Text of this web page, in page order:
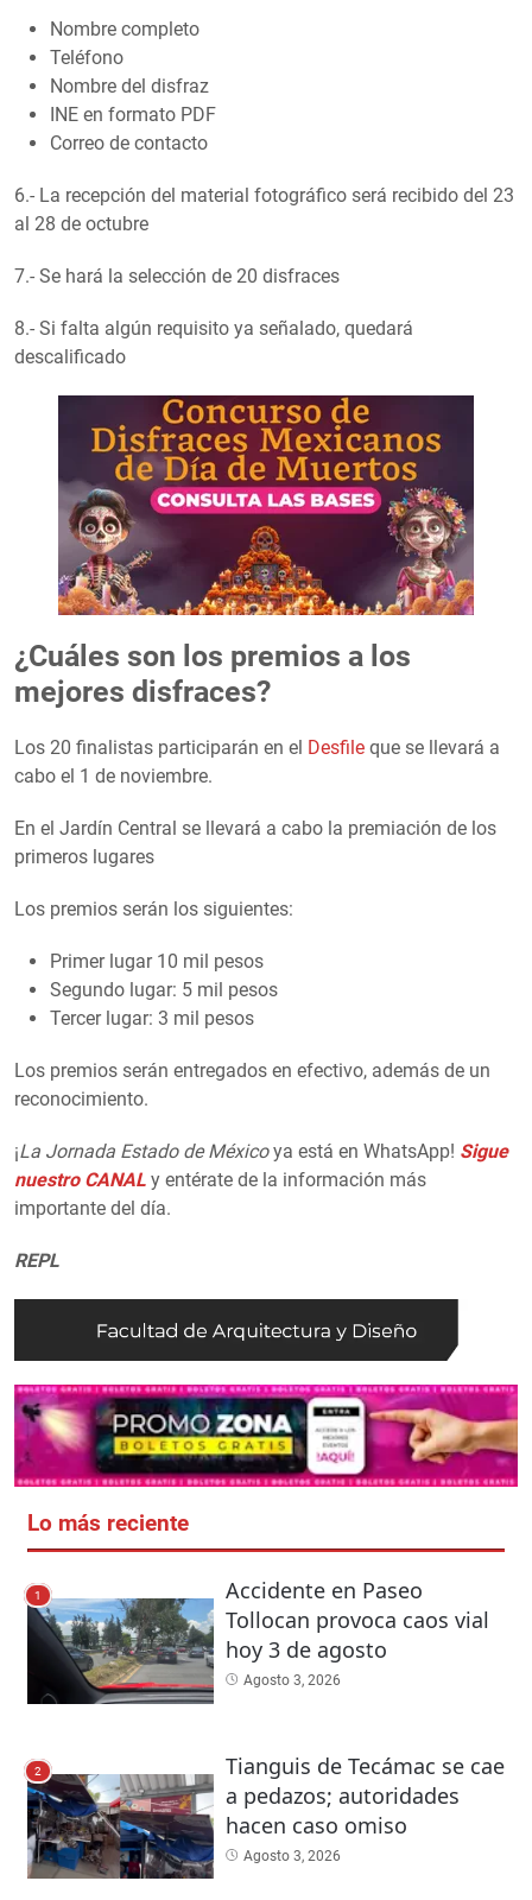
Nombre completo
Teléfono
Nombre del disfraz
INE en formato PDF
Correo de contacto
6.- La recepción del material fotográfico será recibido del 23
al 28 de octubre
7.- Se hará la selección de 20 disfraces
8.- Si falta algún requisito ya señalado, quedará
descalificado
¿Cuáles son los premios a los
mejores disfraces?
Los 20 finalistas participarán en el Desfile que se llevará a
cabo el 1 de noviembre.
En el Jardín Central se llevará a cabo la premiación de los
primeros lugares
Los premios serán los siguientes:
Primer lugar 10 mil pesos
Segundo lugar: 5 mil pesos
Tercer lugar: 3 mil pesos
Los premios serán entregados en efectivo, además de un
reconocimiento.
¡La Jornada Estado de Méxicoya está en WhatsApp! Sigue
nuestro CANAL y entérate de la información más
importante del día.
REPL
Lo más reciente
1
Accidente en Paseo
Tollocan provoca caos vial
hoy 3 de agosto
Agosto 3, 2026
2
Tianguis de Tecámac se cae
a pedazos; autoridades
hacen caso omiso
Agosto 3, 2026